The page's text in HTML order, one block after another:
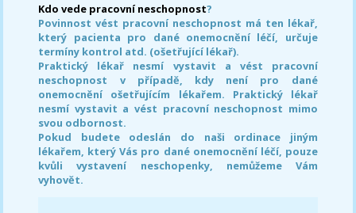
Kdo vede pracovní neschopnost?
Povinnost vést pracovní neschopnost má ten lékař,
který pacienta pro dané onemocnění léčí, určuje
termíny kontrol atd. (ošetřující lékař).
Praktický lékař nesmí vystavit a vést pracovní
neschopnost v případě, kdy není pro dané
onemocnění ošetřujícím lékařem. Praktický lékař
nesmí vystavit a vést pracovní neschopnost mimo
svou odbornost.
Pokud budete odeslán do naši ordinace jiným
lékařem, který Vás pro dané onemocnění léčí, pouze
kvůli vystavení neschopenky, nemůžeme Vám
vyhovět.